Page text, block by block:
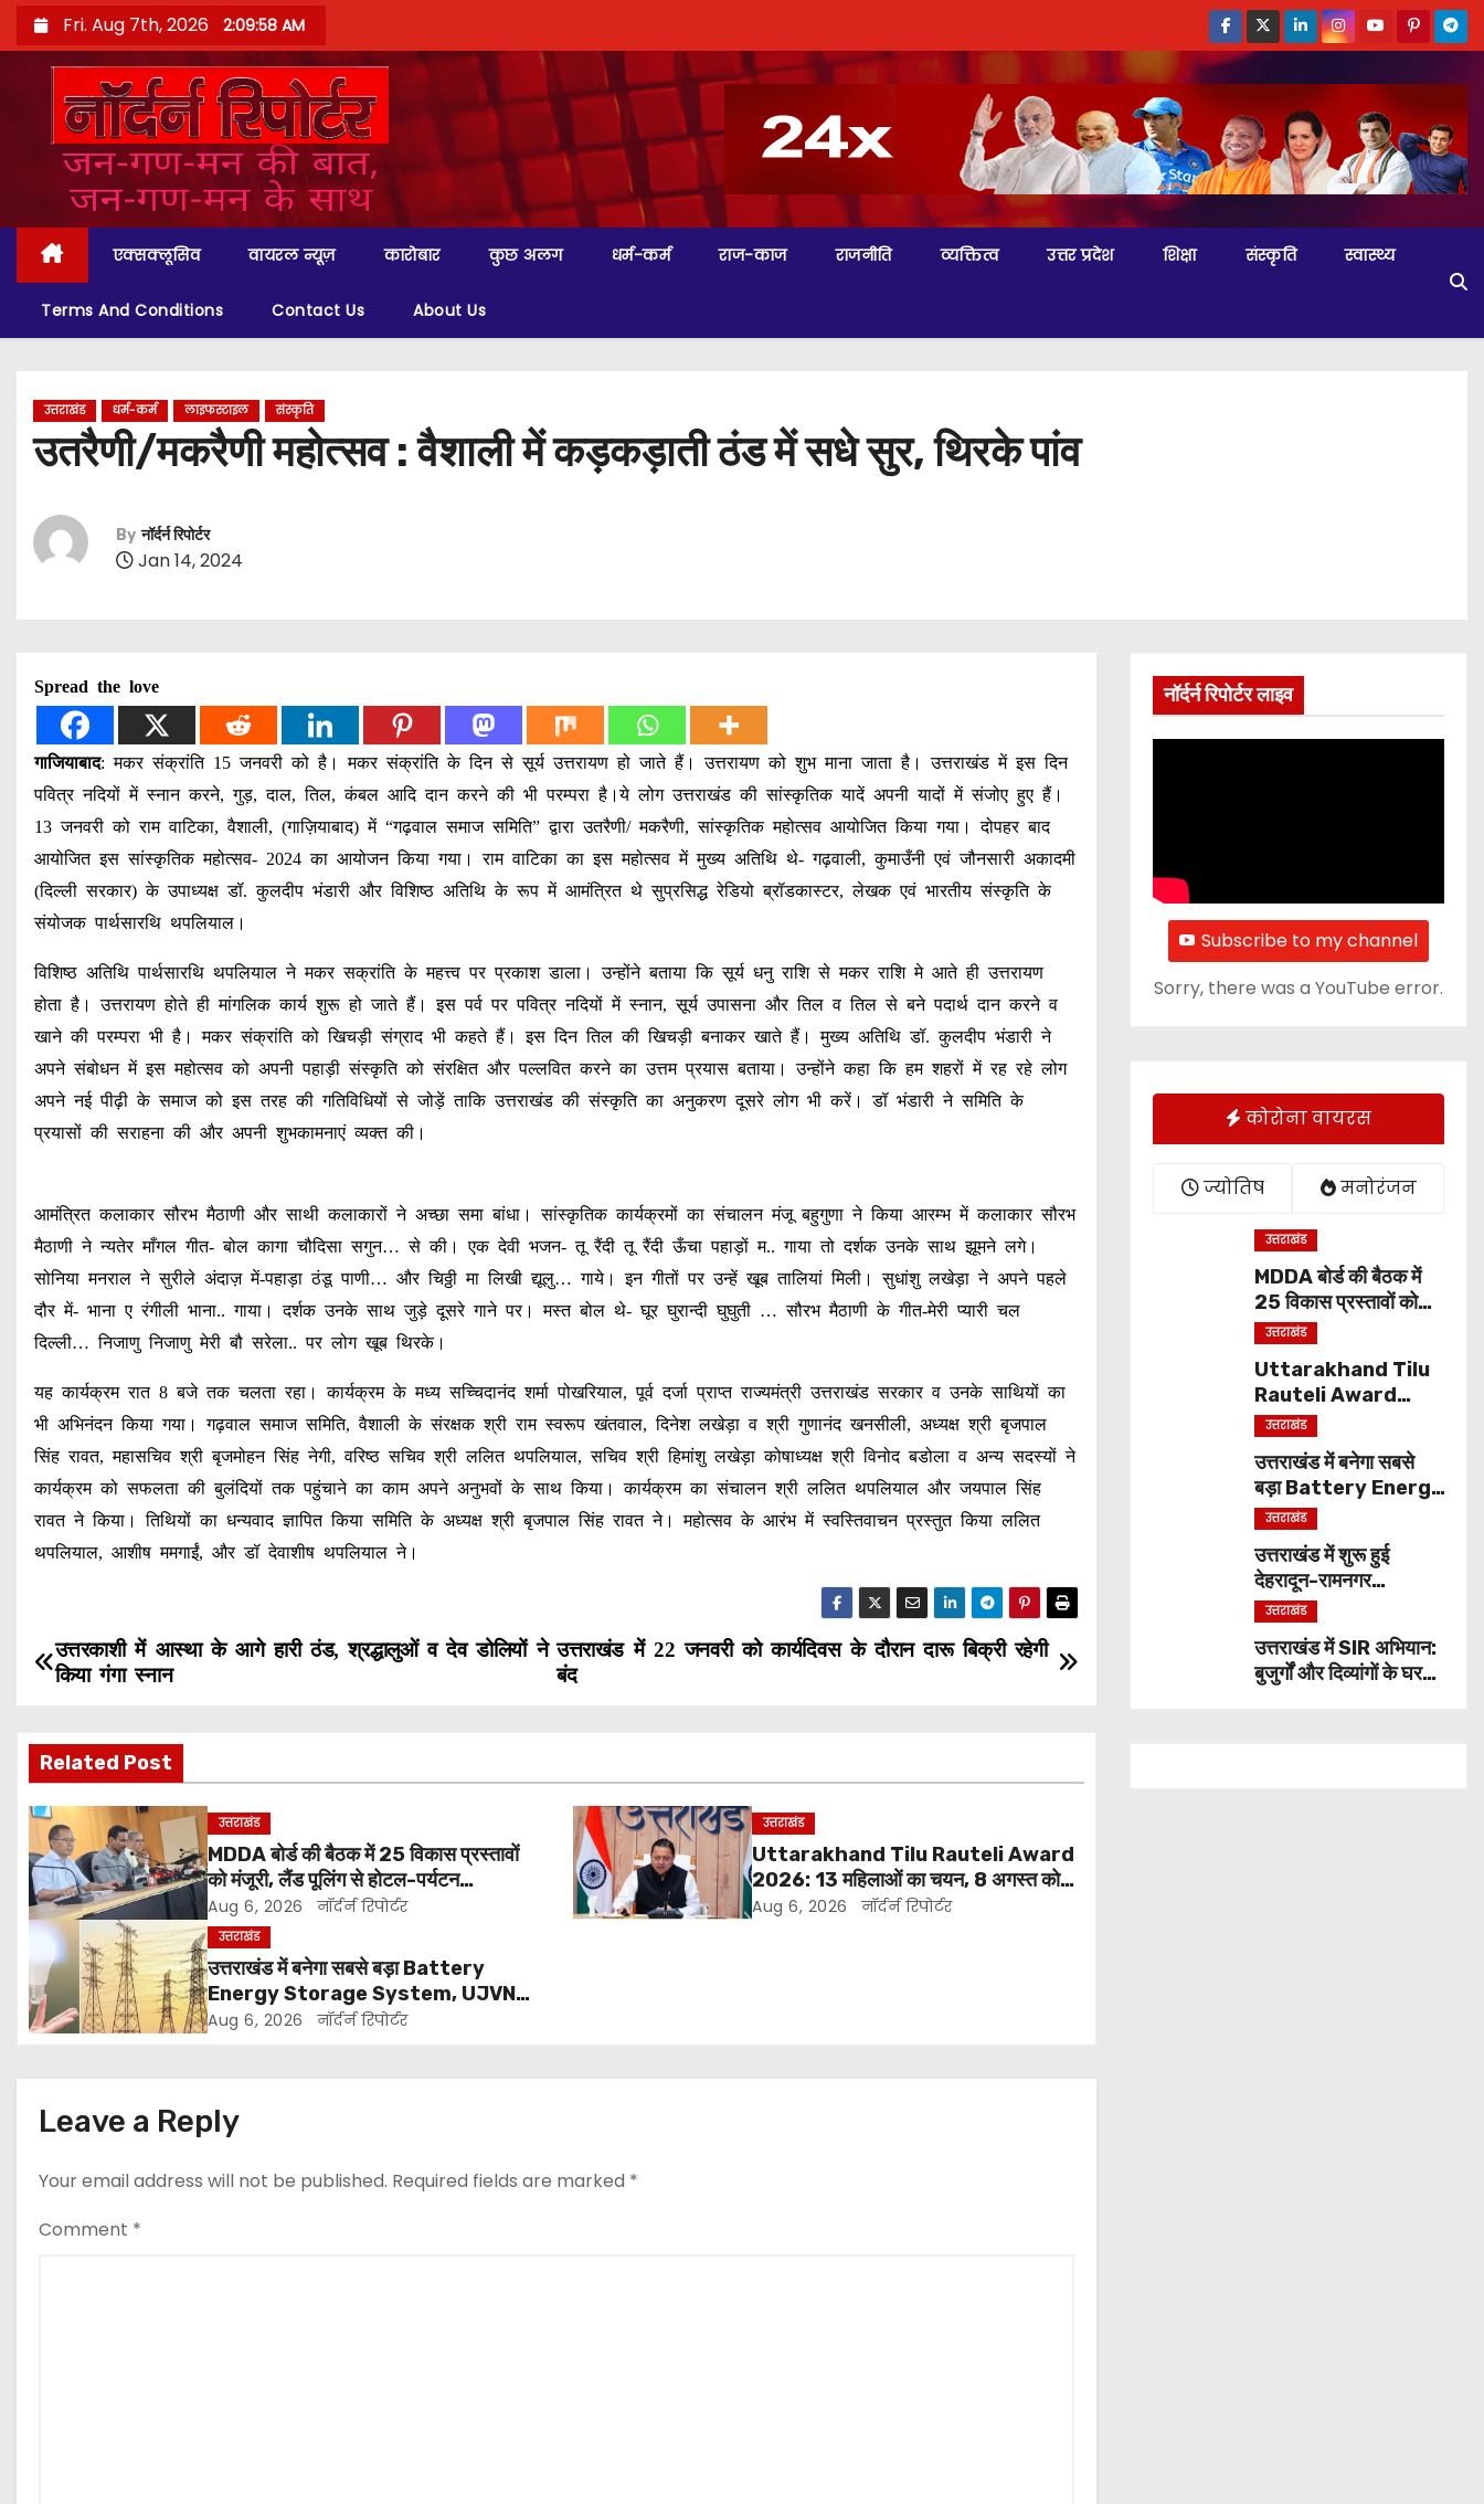
k
o
Fri. Aug 7th, 2026 2:10:00 AM
एक्सक्लूसिव वायरल न्यूज़ कारोबार कुछ अलग धर्म-कर्म राज-काज राजनीति व्यक्तित्व उत्तर प्रदेश शिक्षा संस्कृति स्वास्थ्य
Terms And Conditions Contact Us About Us
उत्तराखंड धर्म-कर्म लाइफस्टाइल संस्कृति
उतरैणी/मकरैणी महोत्सव : वैशाली में कड़कड़ाती ठंड में सधे सुर, थिरके पांव
By नॉर्दर्न रिपोर्टर
Jan 14, 2024
Spread the love
गाजियाबाद: मकर संक्रांति 15 जनवरी को है। मकर संक्रांति के दिन से सूर्य उत्तरायण हो जाते हैं। उत्तरायण को शुभ माना जाता है। उत्तराखंड में इस दिन
पवित्र नदियों में स्नान करने, गुड़, दाल, तिल, कंबल आदि दान करने की भी परम्परा है।ये लोग उत्तराखंड की सांस्कृतिक यादें अपनी यादों में संजोए हुए हैं।
13 जनवरी को राम वाटिका, वैशाली, (गाज़ियाबाद) में “गढ़वाल समाज समिति” द्वारा उतरैणी/ मकरैणी, सांस्कृतिक महोत्सव आयोजित किया गया। दोपहर बाद
आयोजित इस सांस्कृतिक महोत्सव- 2024 का आयोजन किया गया। राम वाटिका का इस महोत्सव में मुख्य अतिथि थे- गढ़वाली, कुमाउँनी एवं जौनसारी अकादमी
(दिल्ली सरकार) के उपाध्यक्ष डॉ. कुलदीप भंडारी और विशिष्ठ अतिथि के रूप में आमंत्रित थे सुप्रसिद्ध रेडियो ब्रॉडकास्टर, लेखक एवं भारतीय संस्कृति के
संयोजक पार्थसारथि थपलियाल।
विशिष्ठ अतिथि पार्थसारथि थपलियाल ने मकर सक्रांति के महत्त्व पर प्रकाश डाला। उन्होंने बताया कि सूर्य धनु राशि से मकर राशि मे आते ही उत्तरायण
होता है। उत्तरायण होते ही मांगलिक कार्य शुरू हो जाते हैं। इस पर्व पर पवित्र नदियों में स्नान, सूर्य उपासना और तिल व तिल से बने पदार्थ दान करने व
खाने की परम्परा भी है। मकर संक्रांति को खिचड़ी संग्राद भी कहते हैं। इस दिन तिल की खिचड़ी बनाकर खाते हैं। मुख्य अतिथि डॉ. कुलदीप भंडारी ने
अपने संबोधन में इस महोत्सव को अपनी पहाड़ी संस्कृति को संरक्षित और पल्लवित करने का उत्तम प्रयास बताया। उन्होंने कहा कि हम शहरों में रह रहे लोग
अपने नई पीढ़ी के समाज को इस तरह की गतिविधियों से जोड़ें ताकि उत्तराखंड की संस्कृति का अनुकरण दूसरे लोग भी करें। डॉ भंडारी ने समिति के
प्रयासों की सराहना की और अपनी शुभकामनाएं व्यक्त की।
आमंत्रित कलाकार सौरभ मैठाणी और साथी कलाकारों ने अच्छा समा बांधा। सांस्कृतिक कार्यक्रमों का संचालन मंजू बहुगुणा ने किया आरम्भ में कलाकार सौरभ
मैठाणी ने न्यतेर माँगल गीत- बोल कागा चौदिसा सगुन… से की। एक देवी भजन- तू रैंदी तू रैंदी ऊँचा पहाड़ों म.. गाया तो दर्शक उनके साथ झूमने लगे।
सोनिया मनराल ने सुरीले अंदाज़ में-पहाड़ा ठंडू पाणी… और चिठ्ठी मा लिखी द्यूलु… गाये। इन गीतों पर उन्हें खूब तालियां मिली। सुधांशु लखेड़ा ने अपने पहले
दौर में- भाना ए रंगीली भाना.. गाया। दर्शक उनके साथ जुड़े दूसरे गाने पर। मस्त बोल थे- घूर घुरान्दी घुघुती … सौरभ मैठाणी के गीत-मेरी प्यारी चल
दिल्ली… निजाणु निजाणु मेरी बौ सरेला.. पर लोग खूब थिरके।
यह कार्यक्रम रात 8 बजे तक चलता रहा। कार्यक्रम के मध्य सच्चिदानंद शर्मा पोखरियाल, पूर्व दर्जा प्राप्त राज्यमंत्री उत्तराखंड सरकार व उनके साथियों का
भी अभिनंदन किया गया। गढ़वाल समाज समिति, वैशाली के संरक्षक श्री राम स्वरूप खंतवाल, दिनेश लखेड़ा व श्री गुणानंद खनसीली, अध्यक्ष श्री बृजपाल
सिंह रावत, महासचिव श्री बृजमोहन सिंह नेगी, वरिष्ठ सचिव श्री ललित थपलियाल, सचिव श्री हिमांशु लखेड़ा कोषाध्यक्ष श्री विनोद बडोला व अन्य सदस्यों ने
कार्यक्रम को सफलता की बुलंदियों तक पहुंचाने का काम अपने अनुभवों के साथ किया। कार्यक्रम का संचालन श्री ललित थपलियाल और जयपाल सिंह
रावत ने किया। तिथियों का धन्यवाद ज्ञापित किया समिति के अध्यक्ष श्री बृजपाल सिंह रावत ने। महोत्सव के आरंभ में स्वस्तिवाचन प्रस्तुत किया ललित
थपलियाल, आशीष ममगाईं, और डॉ देवाशीष थपलियाल ने।
P
s
t
n
a
v
i
g
t
i
o
उत्तराखंड में 22 जनवरी को कार्यदिवस के दौरान दारू बिक्री रहेगी
बंद
उत्तरकाशी में आस्था के आगे हारी ठंड, श्रद्धालुओं व देव डोलियों ने
किया गंगा स्नान
Related Post
उत्तराखंड
MDDA बोर्ड की बैठक में 25 विकास प्रस्तावों
को मंजूरी, लैंड पूलिंग से होटल-पर्यटन
परियोजनाओं को मिलेगी रफ्तार
Aug 6, 2026 नॉर्दर्न रिपोर्टर
उत्तराखंड
Uttarakhand Tilu Rauteli Award
2026: 13 महिलाओं का चयन, 8 अगस्त को
सीएम धामी करेंगे सम्मानित
Aug 6, 2026 नॉर्दर्न रिपोर्टर
उत्तराखंड
उत्तराखंड में बनेगा सबसे बड़ा Battery
Energy Storage System, UJVNL
लगाएगा 352 करोड़ का प्रोजेक्ट
Aug 6, 2026 नॉर्दर्न रिपोर्टर
Leave a Reply
Your email address will not be published. Required fields are marked *
Comment *
नॉर्दर्न रिपोर्टर लाइव
Subscribe to my channel
Sorry, there was a YouTube error.
कोरोना वायरस
ज्योतिष मनोरंजन
उत्तराखंड
MDDA बोर्ड की बैठक में
25 विकास प्रस्तावों को
मंजूरी, लैंड पूलिंग से होटल-
मिलेगी रफ्तार
उत्तराखंड
Uttarakhand Tilu
Rauteli Award
2026: 13 महिलाओं का
चयन, 8 अगस्त को सीएम
धामी करेंगे सम्मानित
उत्तराखंड
उत्तराखंड में बनेगा सबसे
बड़ा Battery Energy
Storage System,
UJVNL लगाएगा 352
करोड़ का प्रोजेक्ट
उत्तराखंड
उत्तराखंड में शुरू हुई
देहरादून-रामनगर
एक्सप्रेस, सप्ताह में दो दिन
मिलेगा सफर का नया विकल्प
उत्तराखंड
उत्तराखंड में SIR अभियान:
बुजुर्गों और दिव्यांगों के घर